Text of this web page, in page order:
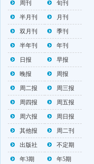
周刊 旬刊
半月刊 月刊
双月刊 季刊
半年刊 年刊
日报 早报
晚报 周报
周二报 周三报
周四报 周五报
周六报 周日报
其他报 周二刊
出版社 不定期
年3期 年5期